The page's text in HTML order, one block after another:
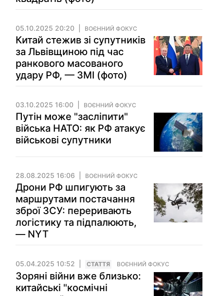
05.10.2025 20:20 ВОЄННИЙ ФОКУС
Китай стежив зі супутників
за Львівщиною під час
ранкового масованого
удару РФ, — ЗМІ (фото)
03.10.2025 16:00 ВОЄННИЙ ФОКУС
Путін може "засліпити"
війська НАТО: як РФ атакує
військові супутники
28.08.2025 16:06 ВОЄННИЙ ФОКУС
Дрони РФ шпигують за
маршрутами постачання
зброї ЗСУ: переривають
логістику та підпалюють,
— NYT
05.04.2025 10:52 СТАТТЯ ВОЄННИЙ ФОКУС
Зоряні війни вже близько:
китайські "космічні